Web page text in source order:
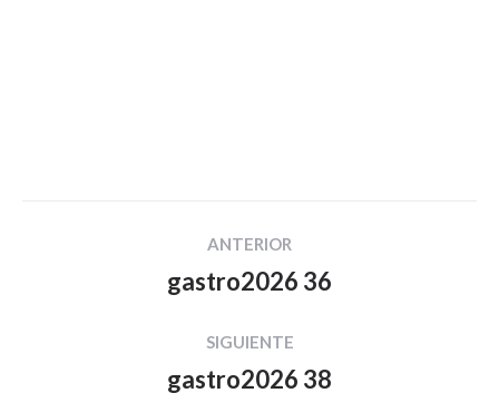
ANTERIOR
Proyecto
gastro2026 36
SIGUIENTE
Proyecto
gastro2026 38